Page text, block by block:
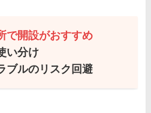
で開設がおすすめ
い分け
ブルのリスク回避